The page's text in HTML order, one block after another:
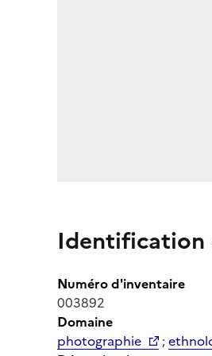
Identification
Numéro d'inventaire
003892
Domaine
photographie
;